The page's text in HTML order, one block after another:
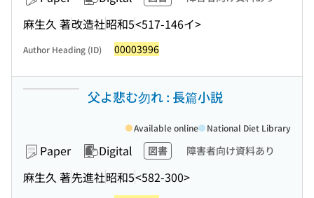
麻生久 著改造社昭和5<517-146イ>
Author Heading (ID) 00003996
父よ悲む勿れ : 長篇小説
Paper Digital 図書 障害者向け資料あり
麻生久 著先進社昭和5<582-300>
Available online National Diet Library